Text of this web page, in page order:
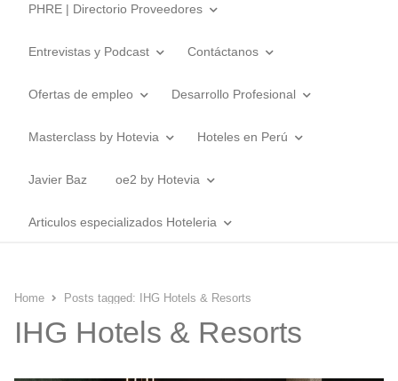
PHRE | Directorio Proveedores
Entrevistas y Podcast Contáctanos
Ofertas de empleo Desarrollo Profesional
Masterclass by Hotevia Hoteles en Perú
Javier Baz oe2 by Hotevia
Articulos especializados Hoteleria
Home Posts tagged: IHG Hotels & Resorts
IHG Hotels & Resorts